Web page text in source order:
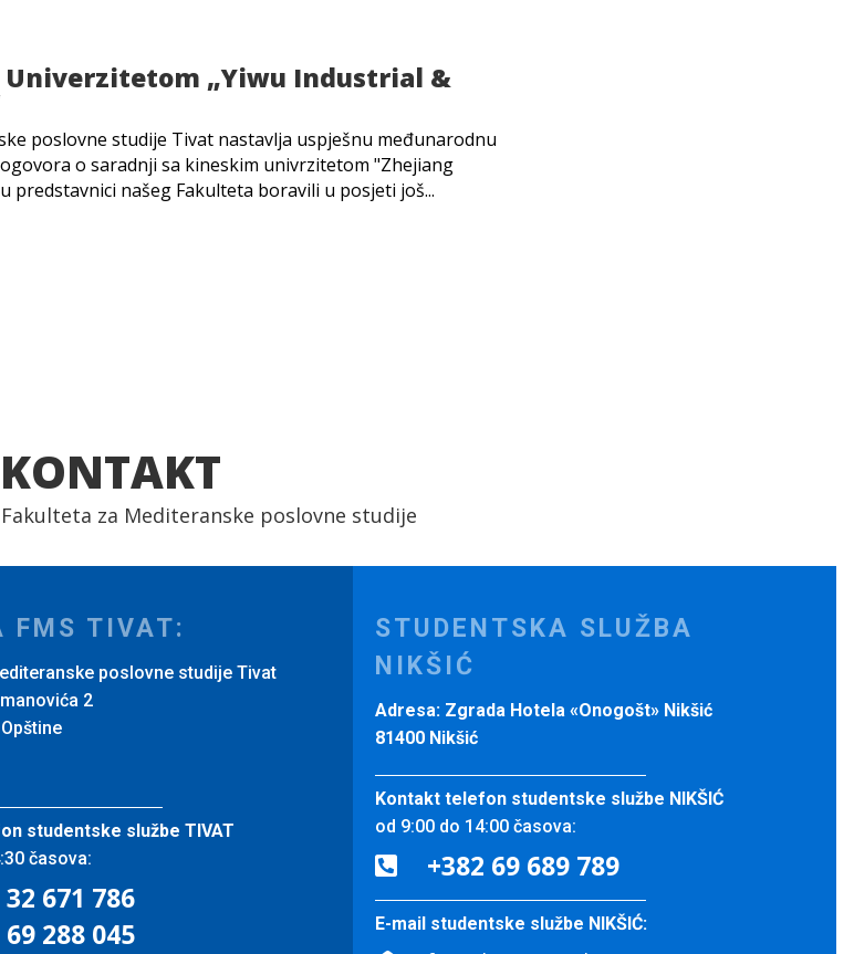
Univerzitetom „Yiwu Industrial &
poslovne studije Tivat nastavlja uspješnu međunarodnu
o saradnji sa kineskim univrzitetom "Zhejiang
predstavnici našeg Fakulteta boravili u posjeti još...
KONTAKT
za Mediteranske poslovne studije
FMS TIVAT:
poslovne studije Tivat
2
studentske službe TIVAT
časova:
32 671 786
69 288 045
STUDENTSKA SLUŽBA
NIKŠIĆ
Adresa: Zgrada Hotela «Onogošt» Nikšić
81400 Nikšić
Kontakt telefon studentske službe NIKŠIĆ
od 9:00 do 14:00 časova:
 +382 69 689 789
E-mail studentske službe NIKŠIĆ: